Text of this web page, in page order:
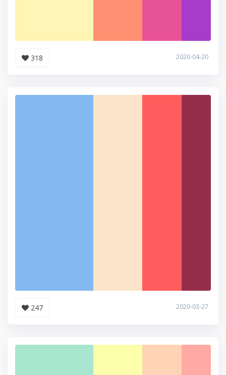
318 2020-04-20
247 2020-03-27